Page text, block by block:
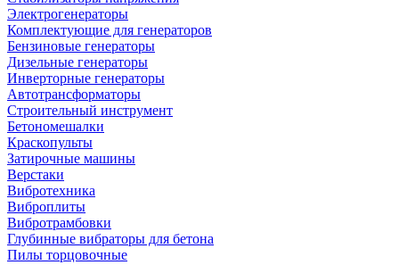
Электрогенераторы
Комплектующие для генераторов
Бензиновые генераторы
Дизельные генераторы
Инверторные генераторы
Автотрансформаторы
Строительный инструмент
Бетономешалки
Краскопульты
Затирочные машины
Верстаки
Вибротехника
Виброплиты
Вибротрамбовки
Глубинные вибраторы для бетона
Пилы торцовочные